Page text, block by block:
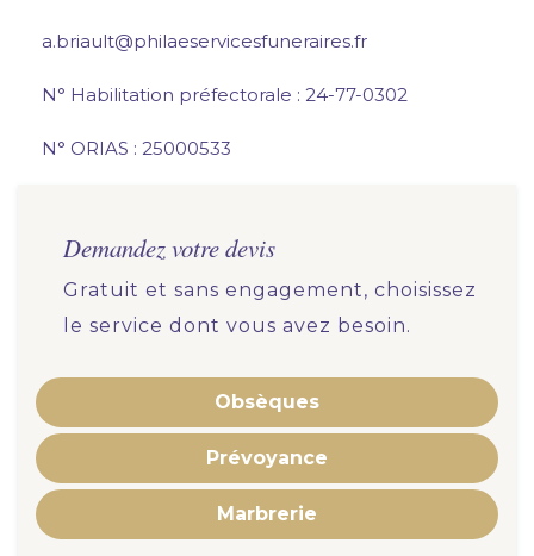
a.briault@philaeservicesfuneraires.fr
N° Habilitation préfectorale : 24-77-0302
N° ORIAS : 25000533
Demandez votre devis
Gratuit et sans engagement, choisissez
le service dont vous avez besoin.
Obsèques
Prévoyance
Marbrerie